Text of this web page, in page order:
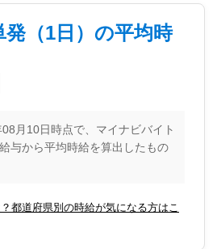
発（1日）の平均時
月10日時点で、マイナビバイト
与から平均時給を算出したもの
都道府県別の時給が気になる方はこ